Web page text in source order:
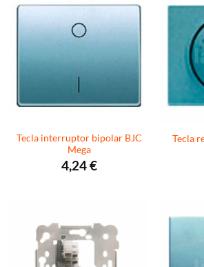
Tecla interruptor bipolar BJC
Mega
4,24€
Tecla